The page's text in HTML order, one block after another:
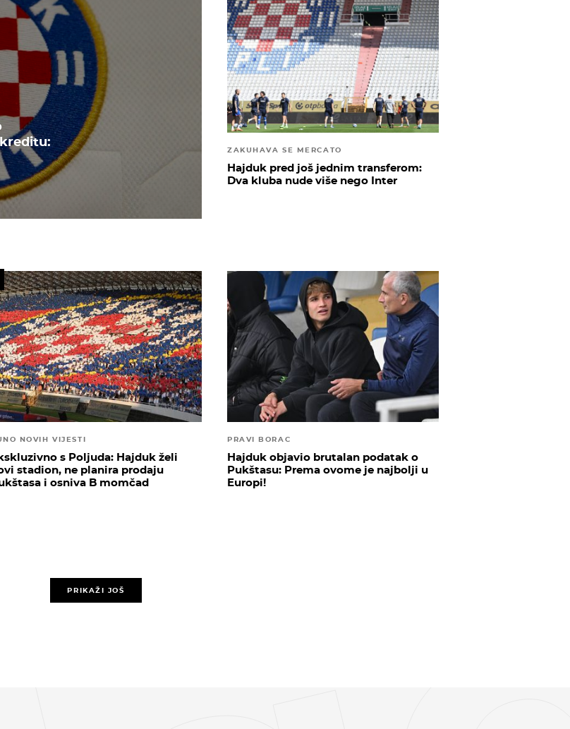
ZAKUHAVA SE MERCATO
Hajduk pred još jednim transferom:
Dva kluba nude više nego Inter
NOVIH VIJESTI
s Poljuda: Hajduk želi
stadion, ne planira prodaju
i osniva B momčad
PRAVI BORAC
Hajduk objavio brutalan podatak o
Pukštasu: Prema ovome je najbolji u
Europi!
PRIKAŽI JOŠ